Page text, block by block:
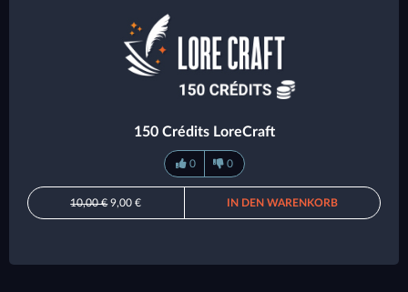
150 Crédits LoreCraft
0 0
10,00 €9,00 € IN DEN WARENKORB